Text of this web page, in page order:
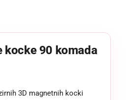
kocke 90 komada
3D magnetnih kocki